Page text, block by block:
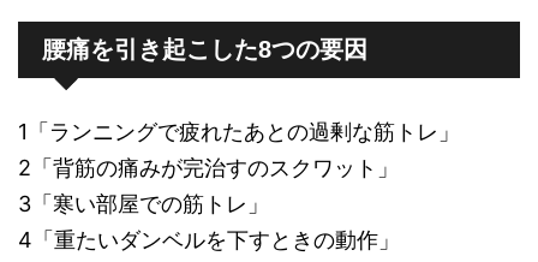
腰痛を引き起こした8つの要因
1「ランニングで疲れたあとの過剰な筋トレ」
2「背筋の痛みが完治すのスクワット」
3「寒い部屋での筋トレ」
4「重たいダンベルを下すときの動作」